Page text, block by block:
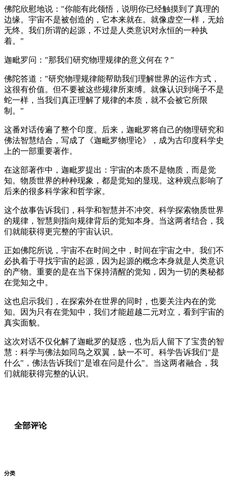
佛陀欣慰地说："你能有此领悟，说明你已经触摸到了真理的
边缘。宇宙不是被创造的，它本来就在。就像虚空一样，无始
无终。我们所谓的起源，不过是人类意识对永恒的一种执
着。"
迦毗罗问："那我们研究物理规律的意义何在？"
佛陀答道："研究物理规律能帮助我们理解世界的运作方式，
这很有价值。但不要被这些规律所束缚。就像认识到绳子不是
蛇一样，当我们真正理解了规律的本质，就不会被它所限
制。"
这番对话传遍了整个印度。后来，迦毗罗将自己的物理研究和
佛法智慧结合，写成了《迦毗罗物理论》，成为古印度科学史
上的一部重要著作。
在这部著作中，迦毗罗提出：宇宙的本质不是物质，而是觉
知。物质世界的种种现象，都是觉知的显现。这种观点影响了
后来的很多科学家和哲学家。
这个故事告诉我们，科学和智慧并不冲突。科学探索物质世界
的规律，智慧则指向规律背后的觉知本身。当这两者结合，我
们就能获得更完整的宇宙认识。
正如佛陀所说，宇宙不在时间之中，时间在宇宙之中。我们不
必执着于寻找宇宙的起源，因为起源的概念本身就是人类意识
的产物。重要的是在当下保持清醒的觉知，因为一切的奥秘都
在觉知之中。
这也启示我们，在探索外在世界的同时，也要关注内在的觉
知。因为只有在觉知中，我们才能超越二元对立，看到宇宙的
真实面貌。
这次对话不仅化解了迦毗罗的疑惑，也为后人留下了宝贵的智
慧：科学与佛法如同鸟之双翼，缺一不可。科学告诉我们"是
什么"，佛法告诉我们"是谁在问是什么"。当这两者融合，我
们就能获得完整的认识。
全部评论
分类